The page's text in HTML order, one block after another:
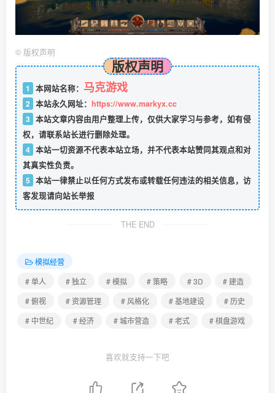
© 版权声明
版权声明
1 本网站名称： 马克游戏
2 本站永久网址： https://www.markyx.cc
3 本站文章内容由用户整理上传，仅供大家学习与参考，如有侵
权，请联系站长进行删除处理。
4 本站一切资源不代表本站立场，并不代表本站赞同其观点和对
其真实性负责。
5 本站一律禁止以任何方式发布或转载任何违法的相关信息，访
客发现请向站长举报
THE END
模拟经营
# 单人
# 独立 # 模拟 # 策略 # 3D
# 建造
# 俯视
# 资源管理 # 风格化 # 基地建设
# 历史
# 中世纪
# 经济 # 城市营造 # 老式 # 棋盘游戏
喜欢就支持一下吧